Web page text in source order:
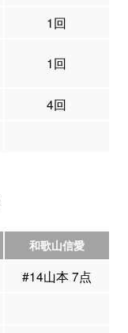
1回
1回
4回
和歌山信愛
#14山本 7点